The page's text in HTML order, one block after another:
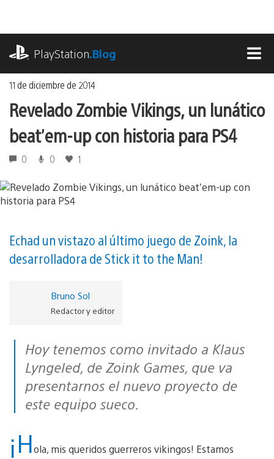
contenido
PlayStation.Blog
11 de diciembre de 2014
Revelado Zombie Vikings, un lunático
beat’em-up con historia para PS4
0 0 1
Echad un vistazo al último juego de Zoink, la
desarrolladora de Stick it to the Man!
Bruno Sol
Redactor y editor
Hoy tenemos como invitado a Klaus
Lyngeled, de Zoink Games, que va
presentarnos el nuevo proyecto de
este equipo sueco.
¡Hola, mis queridos guerreros vikingos! Estamos